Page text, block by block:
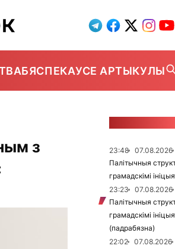
БЯСПЕКАУСЕ АРТЫКУЛЫ
з
23:48 07.08.2026
Палітычныя
грамадскімі
23:23
07.08.2026
Палітычныя
грамадскімі
(падрабязна)
22:02
07.08.2026